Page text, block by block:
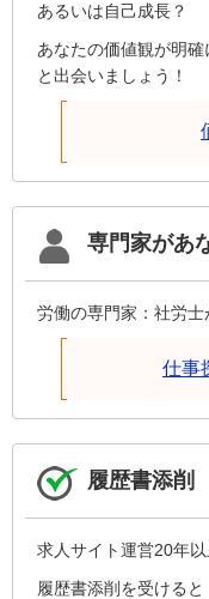
あるいは自己成長？
あなたの価値観が明
と出会いましょう！
専門家があ
労働の専門家：社労士
仕事
履歴書添削
求人サイト運営20年
履歴書添削を受ける